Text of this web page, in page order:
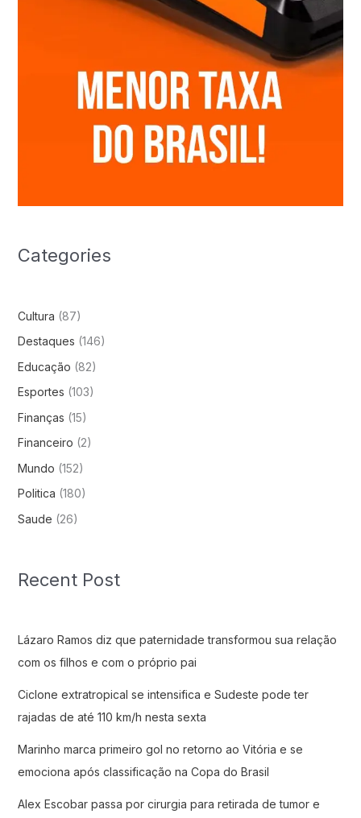
Categories
Cultura (87)
Destaques (146)
Educação (82)
Esportes (103)
Finanças (15)
Financeiro (2)
Mundo (152)
Politica (180)
Saude (26)
Recent Post
Lázaro Ramos diz que paternidade transformou sua relação
com os filhos e com o próprio pai
Ciclone extratropical se intensifica e Sudeste pode ter
rajadas de até 110 km/h nesta sexta
Marinho marca primeiro gol no retorno ao Vitória e se
emociona após classificação na Copa do Brasil
Alex Escobar passa por cirurgia para retirada de tumor e